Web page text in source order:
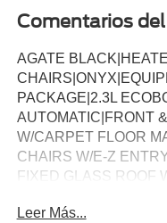
Comentarios
AGATE
PACKAGE|2.3L
AUTOMATIC|FRONT
W/CARPET FLOOR
CHAIRS W/E-Z
FIXED GLASS ROOF
PLAN)|SECURICODE
Leer Más...